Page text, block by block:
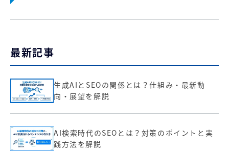
最新記事
生成AIとSEOの関係とは？仕組み・最新動
向・展望を解説
AI検索時代のSEOとは？対策のポイントと実
践方法を解説